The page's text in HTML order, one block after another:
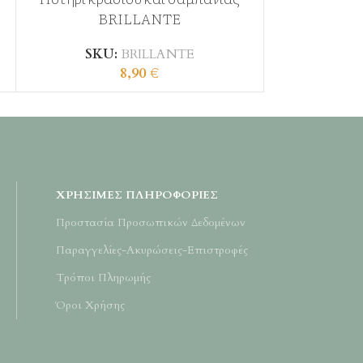
BRILLANTE
SKU: BRILLANTE
8,90€
ΧΡΉΣΙΜΕΣ ΠΛΗΡΟΦΟΡΊΕΣ
Προστασία Προσωπικών Δεδομένων
Παραγγελίες-Ακυρώσεις-Επιστροφές
Τρόποι Πληρωμής
Όροι Χρήσης